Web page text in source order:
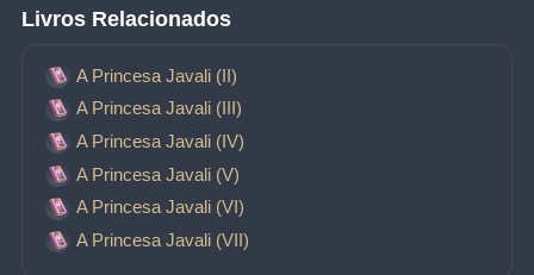
Livros Relacionados
A Princesa Javali (II)
A Princesa Javali (III)
A Princesa Javali (IV)
A Princesa Javali (V)
A Princesa Javali (VI)
A Princesa Javali (VII)